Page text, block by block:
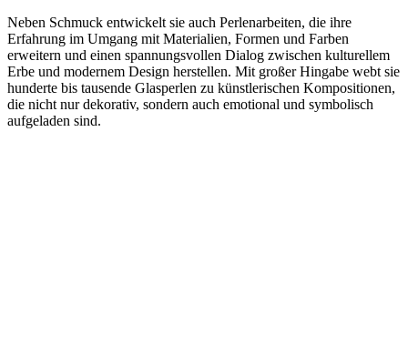
Neben Schmuck entwickelt sie auch Perlenarbeiten, die ihre
Erfahrung im Umgang mit Materialien, Formen und Farben
erweitern und einen spannungsvollen Dialog zwischen kulturellem
Erbe und modernem Design herstellen. Mit großer Hingabe webt sie
hunderte bis tausende Glasperlen zu künstlerischen Kompositionen,
die nicht nur dekorativ, sondern auch emotional und symbolisch
aufgeladen sind.